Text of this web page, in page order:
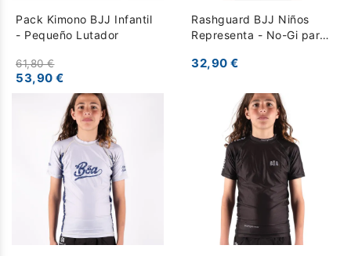
Pack Kimono BJJ Infantil
- Pequeño Lutador
61,80 €
53,90 €
Rashguard BJJ Niños
Representa - No-Gi para
Grappling - Azul
32,90 €